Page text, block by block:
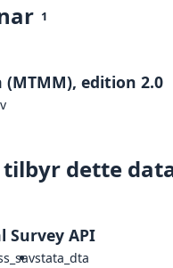
1
(MTMM), edition 2.0
tilbyr dette
Survey API
stata_dta